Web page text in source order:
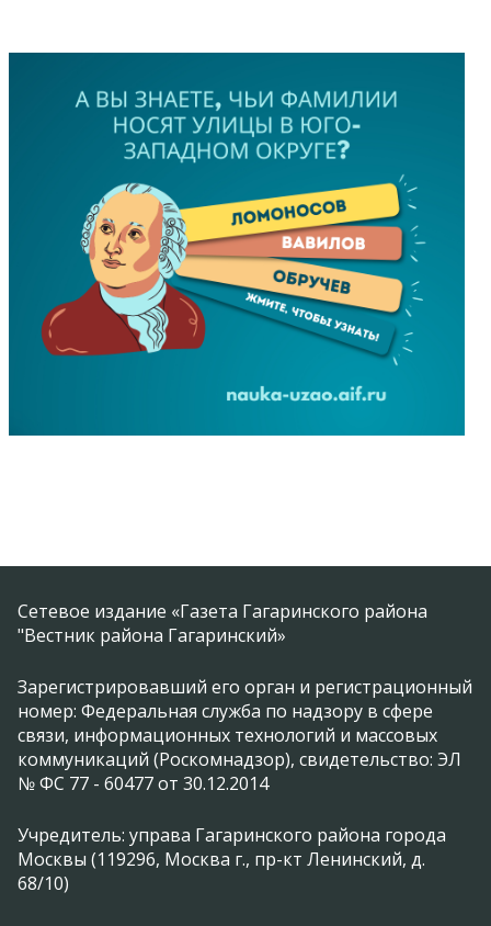
Сетевое издание «Газета Гагаринского района
"Вестник района Гагаринский»
Зарегистрировавший его орган и регистрационный
номер: Федеральная служба по надзору в сфере
связи, информационных технологий и массовых
коммуникаций (Роскомнадзор), свидетельство: ЭЛ
№ ФС 77 - 60477 от 30.12.2014
Учредитель: управа Гагаринского района города
Москвы (119296, Москва г., пр-кт Ленинский, д.
68/10)